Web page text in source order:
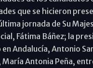
que se hicieron
jornada de Su
Fátima Báñez; la
Andalucía, Antonio
María Antonia Peña,